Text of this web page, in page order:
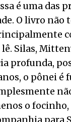
é uma das
O livro não
lê. Silas,
profunda,
o pônei é
o